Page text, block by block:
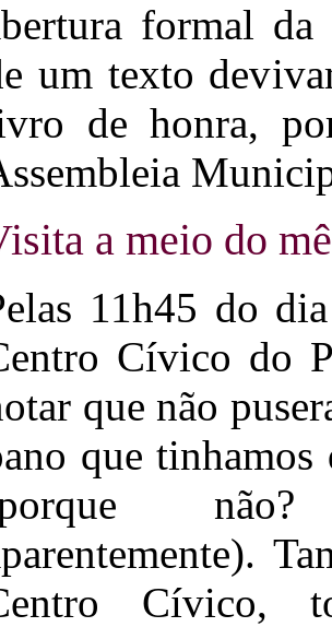
formal da
um texto
de honra,
a meio do
11h45 do
Cívico do
que não
que
Cívico,